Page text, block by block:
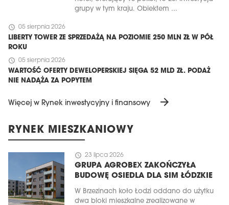
grupy w tym kraju. Obiektem ...
schedule 05 sierpnia 2026
LIBERTY TOWER ZE SPRZEDAŻĄ NA POZIOMIE 250 MLN ZŁ W PÓŁ
ROKU
schedule 05 sierpnia 2026
WARTOŚĆ OFERTY DEWELOPERSKIEJ SIĘGA 52 MLD ZŁ. PODAŻ
NIE NADĄŻA ZA POPYTEM
Więcej w Rynek inwestycyjny i finansowy arrow_forward
RYNEK MIESZKANIOWY
schedule 23 lipca 2026
GRUPA AGROBEX ZAKOŃCZYŁA
BUDOWĘ OSIEDLA DLA SIM ŁÓDZKIE
W Brzezinach koło Łodzi oddano do użytku
dwa bloki mieszkalne zrealizowane w